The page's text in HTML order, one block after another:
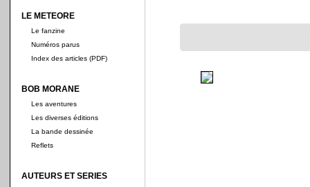
LE METEORE
Le fanzine
Numéros parus
Index des articles (PDF)
BOB MORANE
Les aventures
Les diverses éditions
La bande dessinée
Reflets
AUTEURS ET SERIES